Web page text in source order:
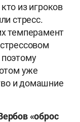
из игроков
стресс.
темперамент
уже
и домашние
«оброс